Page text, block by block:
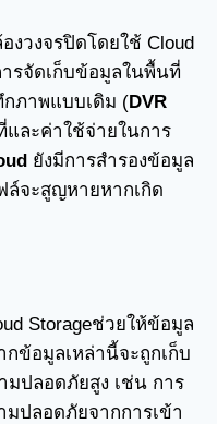
วงจรปิดโดยใช้ Cloud
รจัดเก็บข้อมูลในพื้นที่
กภาพแบบเดิม (DVR
ละค่าใช้จ่ายในการ
ยังมีการสำรองข้อมูล
ล์จะสูญหายหากเกิด
Storageช่วยให้ข้อมูล
ข้อมูลเหล่านี้จะถูกเก็บ
ปลอดภัยสูง เช่น การ
ปลอดภัยจากการเข้า